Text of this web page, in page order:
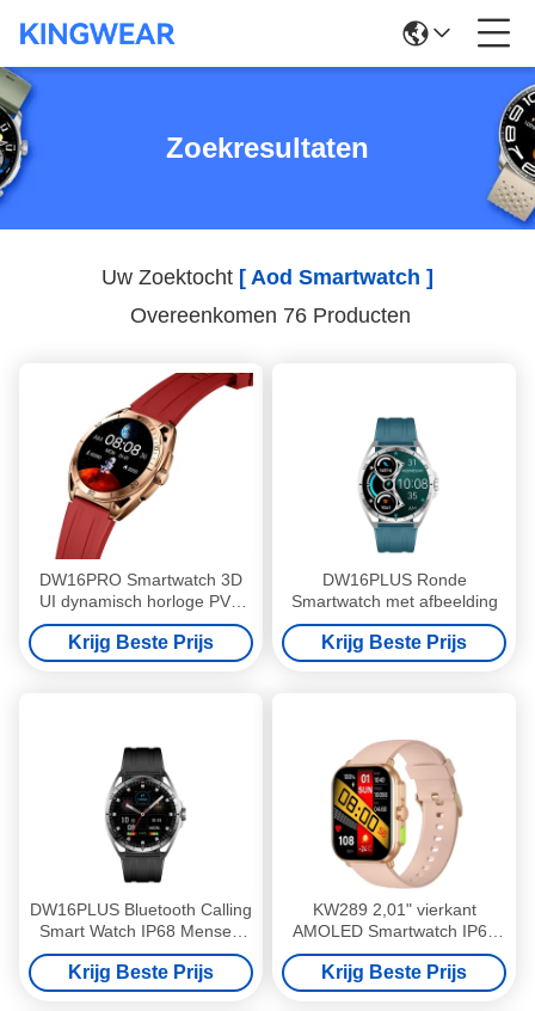
Zoekresultaten
Uw Zoektocht [ Aod Smartwatch ]
Overeenkomen 76 Producten
DW16PRO Smartwatch 3D
UI dynamisch horloge PVD
Metal Frame HD Bluetooth
Call AOD
Krijg Beste Prijs
DW16PLUS Ronde
Smartwatch met afbeelding
Krijg Beste Prijs
DW16PLUS Bluetooth Calling
Smart Watch IP68 Mensen
Ronde Smartwatch Met
Amoled Display
Krijg Beste Prijs
KW289 2,01" vierkant
AMOLED Smartwatch IP68
2,01 inch Smartwatch met
Bluetooth-oproep
Krijg Beste Prijs